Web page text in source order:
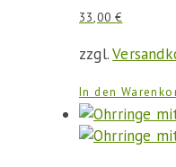
33,00€
zzgl.
In den